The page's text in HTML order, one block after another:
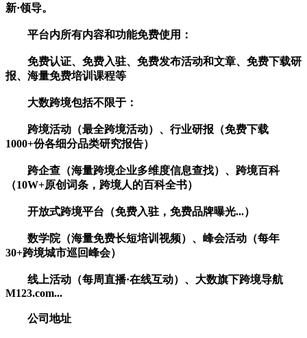
新·领导。
平台内所有内容和功能免费使用：
免费认证、免费入驻、免费发布活动和文章、免费下载研
报、海量免费培训课程等
大数跨境包括不限于：
跨境活动（最全跨境活动）、行业研报（免费下载
1000+份各细分品类研究报告）
跨企查（海量跨境企业多维度信息查找）、跨境百科
（10W+原创词条，跨境人的百科全书）
开放式跨境平台（免费入驻，免费品牌曝光...）
数学院（海量免费长短培训视频）、峰会活动（每年
30+跨境城市巡回峰会）
线上活动（每周直播·在线互动）、大数旗下跨境导航
M123.com...
公司地址